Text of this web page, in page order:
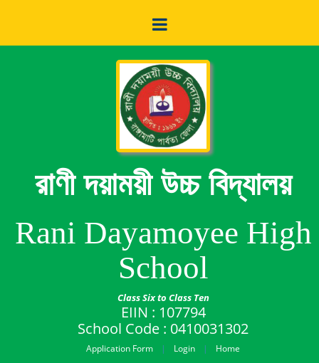
রাণী দয়াময়ী উচ্চ বিদ্যালয়
Rani Dayamoyee High
School
Class Six to Class Ten
EIIN : 107794
School Code : 0410031302
Application Form Login Home